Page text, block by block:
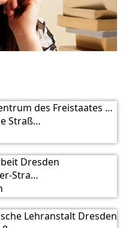
Fortbildungszentrum des Freistaates Sachsen
Herbert-Böhme Straße 11
Dresden
Henriette-Heber-Straße 6
Lehranstalt Dresden